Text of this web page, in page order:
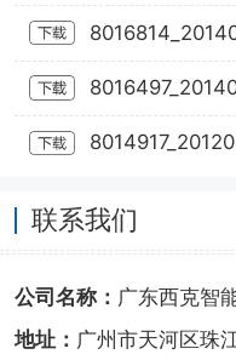
联系我们
公司名称： 广东西克智
地址： 广州市天河区珠